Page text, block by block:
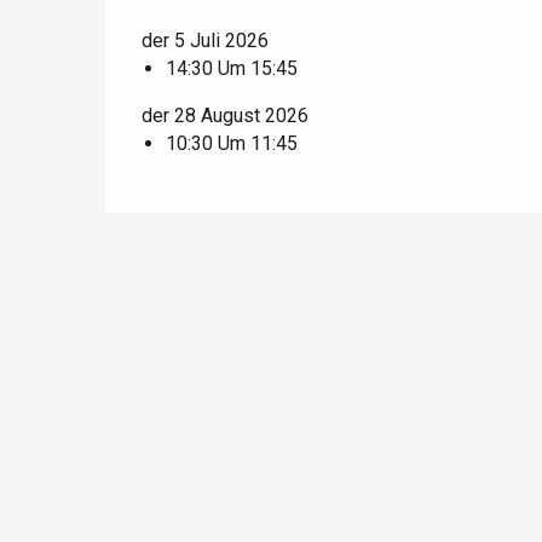
Offranville
Dieppe
der 5 Juli 2026
14:30 Um 15:45
der 28 August 2026
10:30 Um 11:45